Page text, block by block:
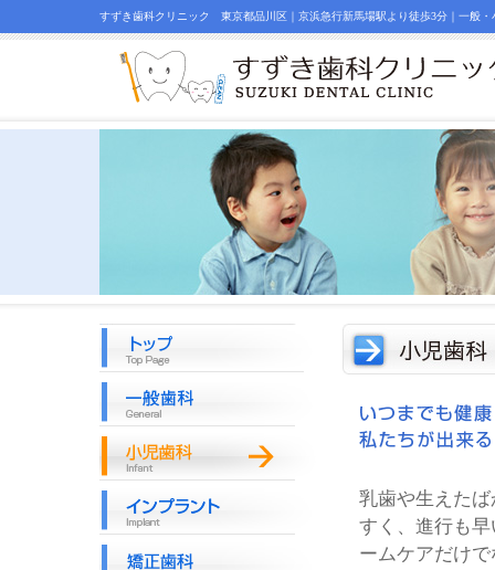
すずき歯科クリニック 東京都品川区｜京浜急行新馬場駅より徒歩3分｜一般
乳歯や生えた
すく、進行も
ームケアだけ